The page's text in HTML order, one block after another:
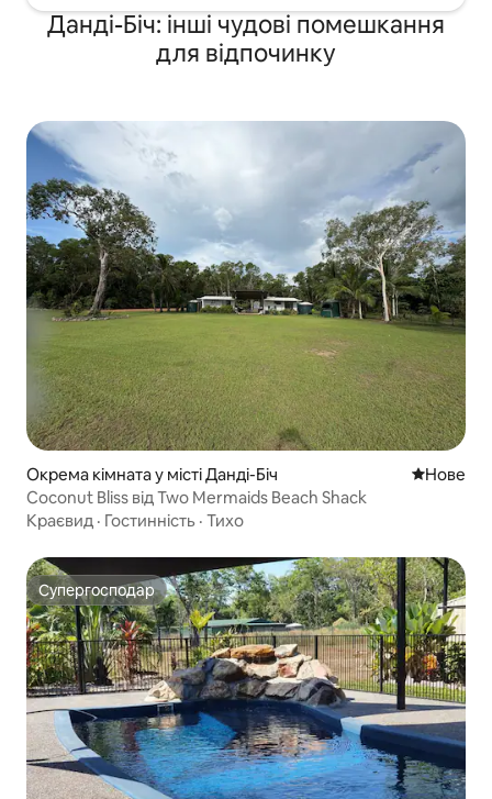
Данді-Біч: інші чудові помешкання
для відпочинку
Окрема кімната у місті Данді-Біч Нове
Нове
Coconut Bliss від Two Mermaids Beach Shack
Краєвид · Гостинність · Тихо
Супергосподар
Супергосподар